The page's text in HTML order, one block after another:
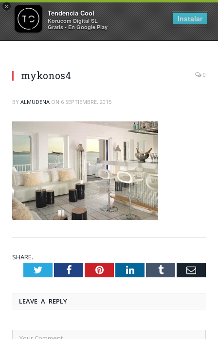
×
Tendencia Cool
Korucom Digital SL
Gratis - En Google Play
Instalar
mykonos4 0
BY ALMUDENA ON 6 SEPTIEMBRE, 2015
SHARE.
TwitterFacebookPinterestLinkedInTumblr
LEAVE A REPLY